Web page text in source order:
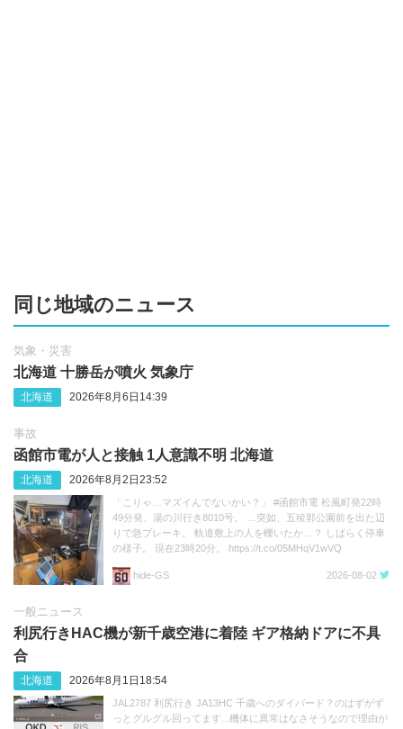
同じ地域のニュース
気象・災害
北海道 十勝岳が噴火 気象庁
北海道 2026年8月6日14:39
事故
函館市電が人と接触 1人意識不明 北海道
北海道 2026年8月2日23:52
「こりゃ…マズイんでないかい？」 #函館市電 松風町発22時
49分発、湯の川行き8010号。 …突如、五稜郭公園前を出た辺
りで急ブレーキ。 軌道敷上の人を轢いたか…？ しばらく停車
の様子。 現在23時20分。 https://t.co/05MHqV1wVQ
hide‐GS 2026-08-02
一般ニュース
利尻行きHAC機が新千歳空港に着陸 ギア格納ドアに不具
合
北海道 2026年8月1日18:54
JAL2787 利尻行き JA13HC 千歳へのダイバード？のはずがず
っとグルグル回ってます...機体に異常はなさそうなので理由が